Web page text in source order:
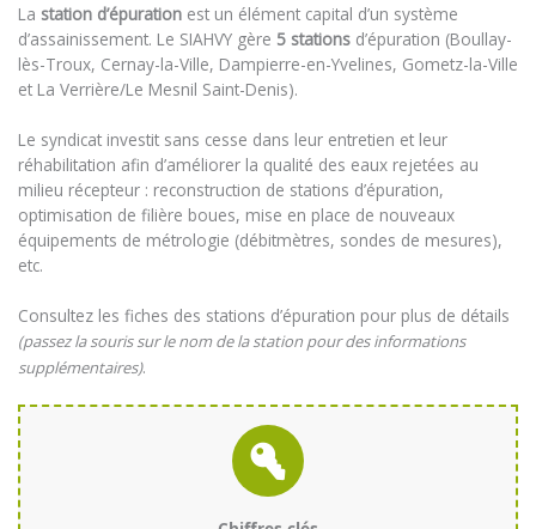
La station d’épuration est un élément capital d’un système
d’assainissement. Le SIAHVY gère 5 stations d’épuration (Boullay-
lès-Troux, Cernay-la-Ville, Dampierre-en-Yvelines, Gometz-la-Ville
et La Verrière/Le Mesnil Saint-Denis).
Le syndicat investit sans cesse dans leur entretien et leur
réhabilitation afin d’améliorer la qualité des eaux rejetées au
milieu récepteur : reconstruction de stations d’épuration,
optimisation de filière boues, mise en place de nouveaux
équipements de métrologie (débitmètres, sondes de mesures),
etc.
Consultez les fiches des stations d’épuration pour plus de détails
(passez la souris sur le nom de la station pour des informations
supplémentaires).